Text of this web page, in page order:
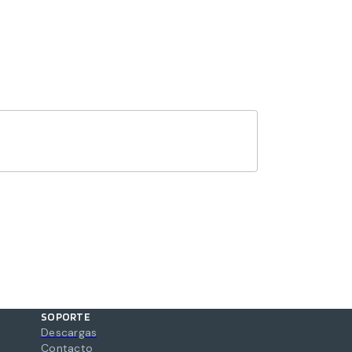
SOPORTE
Descargas
Contacto